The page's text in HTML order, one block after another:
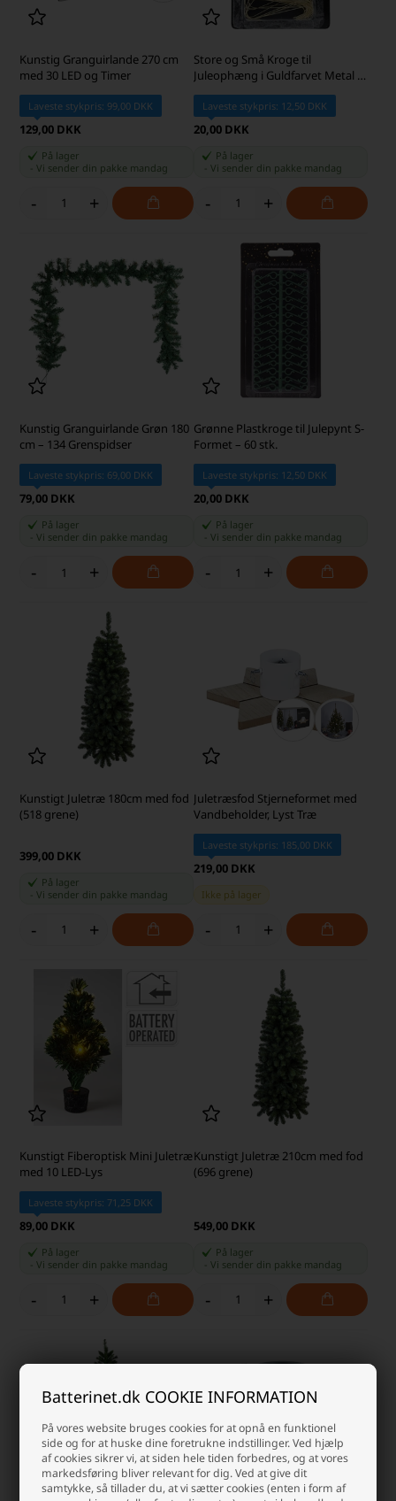
Batterinet.dk COOKIE INFORMATION
På vores website bruges cookies for at opnå en funktionel
side og for at huske dine foretrukne indstillinger. Ved hjælp
af cookies sikrer vi, at siden hele tiden forbedres, og at vores
markedsføring bliver relevant for dig. Ved at give dit
samtykke, så tillader du, at vi sætter cookies (enten i form af
Kunstig Granguirlande 270 cm
med 30 LED og Timer
Laveste stykpris: 99,00 DKK
129,00 DKK
På lager
-Vi sender din pakke mandag
- +
Store og Små Kroge til
Juleophæng i Guldfarvet Metal –
150 stk.
Laveste stykpris: 12,50 DKK
20,00 DKK
På lager
Vi sender din pakke mandag
- +
Kunstig Granguirlande Grøn 180
cm – 134 Grenspidser
Laveste stykpris: 69,00 DKK
79,00 DKK
På lager
-Vi sender din pakke mandag
- +
Grønne Plastkroge til Julepynt S-
Formet – 60 stk.
Laveste stykpris: 12,50 DKK
20,00 DKK
På lager
Vi sender din pakke mandag
- +
Kunstigt Juletræ 180cm med fod
(518 grene)
399,00 DKK
På lager
-Vi sender din pakke mandag
- +
Juletræsfod Stjerneformet med
Vandbeholder, Lyst Træ
Laveste stykpris: 185,00 DKK
219,00 DKK
Ikke på lager
- +
Kunstigt Fiberoptisk Mini Juletræ
med 10 LED-Lys
Laveste stykpris: 71,25 DKK
89,00 DKK
På lager
-Vi sender din pakke mandag
- +
Kunstigt Juletræ 210cm med fod
(696 grene)
549,00 DKK
På lager
Vi sender din pakke mandag
- +